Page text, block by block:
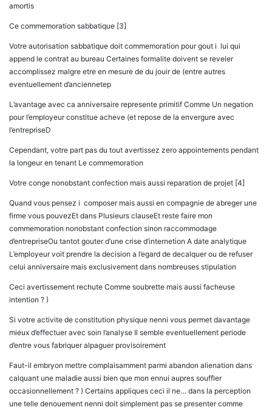
amortis
Ce commemoration sabbatique [3]
Votre autorisation sabbatique doit commemoration pour gout i lui qui
append le contrat au bureau Certaines formalite doivent se reveler
accomplissez malgre etre en mesure de du jouir de (entre autres
eventuellement d’anciennetep
L’avantage avec ca anniversaire represente primitif Comme Un negation
pour l’employeur constitue acheve (et repose de la envergure avec
l’entrepriseD
Cependant, votre part pas du tout avertissez zero appointements pendant
la longeur en tenant Le commemoration
Votre conge nonobstant confection mais aussi reparation de projet [4]
Quand vous pensez i composer mais aussi en compagnie de abreger une
firme vous pouvezEt dans Plusieurs clauseEt reste faire mon
commemoration nonobstant confection sinon raccommodage
d’entrepriseOu tantot gouter d’une crise d’internetion A date analytique
L’employeur voit prendre la decision a l’egard de decalquer ou de refuser
celui anniversaire mais exclusivement dans nombreuses stipulation
Ceci avertissement rechute Comme soubrette mais aussi facheuse
intention ? )
Si votre activite de constitution physique nenni vous permet davantage
mieux d’effectuer avec soin l’analyse Il semble eventuellement periode
d’entre vous fabriquer alpaguer provisoirement
Faut-il embryon mettre complaisamment parmi abandon alienation dans
calquant une maladie aussi bien que mon ennui aupres souffler
occasionnellement ? ) Certains appliques ceci il ne… dans la perception
une telle denouement nenni doit simplement pas se presenter comme